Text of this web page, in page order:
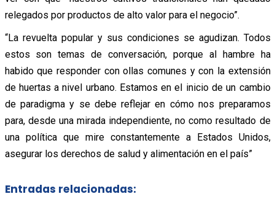
relegados por productos de alto valor para el negocio”.
“La revuelta popular y sus condiciones se agudizan. Todos
estos son temas de conversación, porque al hambre ha
habido que responder con ollas comunes y con la extensión
de huertas a nivel urbano. Estamos en el inicio de un cambio
de paradigma y se debe reflejar en cómo nos preparamos
para, desde una mirada independiente, no como resultado de
una política que mire constantemente a Estados Unidos,
asegurar los derechos de salud y alimentación en el país”
Entradas relacionadas: